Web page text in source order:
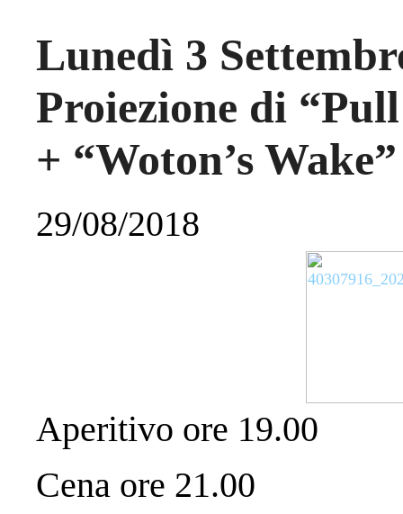
Lunedì 3
Proiezione di
+ “Woton’s Wake”
29/08/2018
Aperitivo ore 19.00
Cena ore 21.00